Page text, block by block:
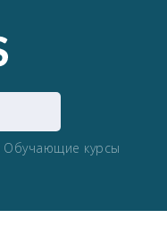
Обучающие курсы